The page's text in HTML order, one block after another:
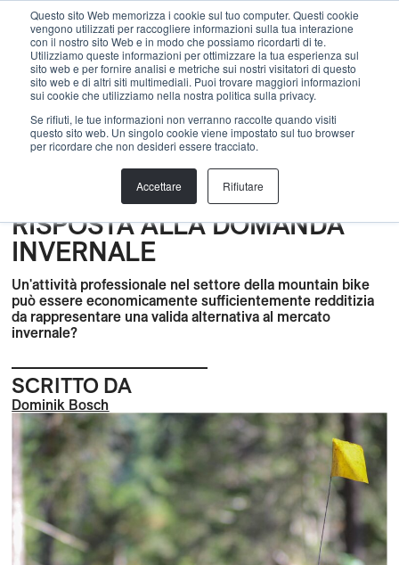
Questo sito Web memorizza i cookie sul tuo computer. Questi cookie
vengono utilizzati per raccogliere informazioni sulla tua interazione
con il nostro sito Web e in modo che possiamo ricordarti di te.
Utilizziamo queste informazioni per ottimizzare la tua esperienza sul
sito web e per fornire analisi e metriche sui nostri visitatori di questo
sito web e di altri siti multimediali. Puoi trovare maggiori informazioni
sui cookie che utilizziamo nella nostra politica sulla privacy.
Se rifiuti, le tue informazioni non verranno raccolte quando visiti
questo sito web. Un singolo cookie viene impostato sul tuo browser
per ricordare che non desideri essere tracciato.
Accettare Rifiutare
Menu
indietro
Costruzione,bike trails,BLOG,Sviluppo,Coesistenza
Sostenibilità,Natura,Pianificazione,PROGETTO,
Conoscenze
PIANO GENERALE PER LA
MOUNTAIN BIKE: LA
RISPOSTA ALLA DOMANDA
INVERNALE
Un'attività professionale nel settore della mountain bike
può essere economicamente sufficientemente redditizia
da rappresentare una valida alternativa al mercato
invernale?
SCRITTO DA
Dominik Bosch